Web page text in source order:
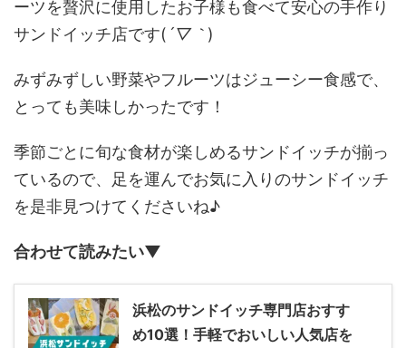
ーツを贅沢に使用したお子様も食べて安心の手作り
サンドイッチ店です( ´▽｀ )
みずみずしい野菜やフルーツはジューシー食感で、
とっても美味しかったです！
季節ごとに旬な食材が楽しめるサンドイッチが揃っ
ているので、足を運んでお気に入りのサンドイッチ
を是非見つけてくださいね♪
合わせて読みたい▼
浜松のサンドイッチ専門店おすす
め10選！手軽でおいしい人気店を